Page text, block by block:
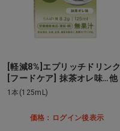
[軽減8%]エプリッチドリンク
[フードケア] 抹茶オレ味…他
1本(125mL)
価格：ログイン後表示